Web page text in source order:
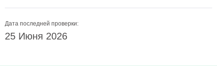
Дата последней проверки:
25 Июня 2026